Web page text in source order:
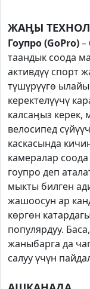
ЖАӉЫ
Гоупро (GоPro)–
таандык соода
активдүү спорт
түшүрүүгө
керектелүүчү
калсаӊыз керек,
велосипед
каскасында
камералар
гоупро деп
мыкты билген
жашоосун ар
көргөн
популярдуу.
жаныбарга да
салуу үчүн